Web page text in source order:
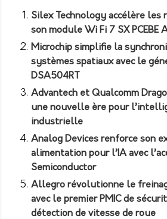
Silex Technology accélère les
son module Wi Fi 7 SX PCEBE
Microchip simplifie la
systèmes spatiaux avec le
DSA504RT
Advantech et Qualcomm
une nouvelle ère pour
industrielle
Analog Devices renforce son
alimentation pour l’IA avec
Semiconductor
Allegro révolutionne le
avec le premier PMIC de
détection de vitesse de roue